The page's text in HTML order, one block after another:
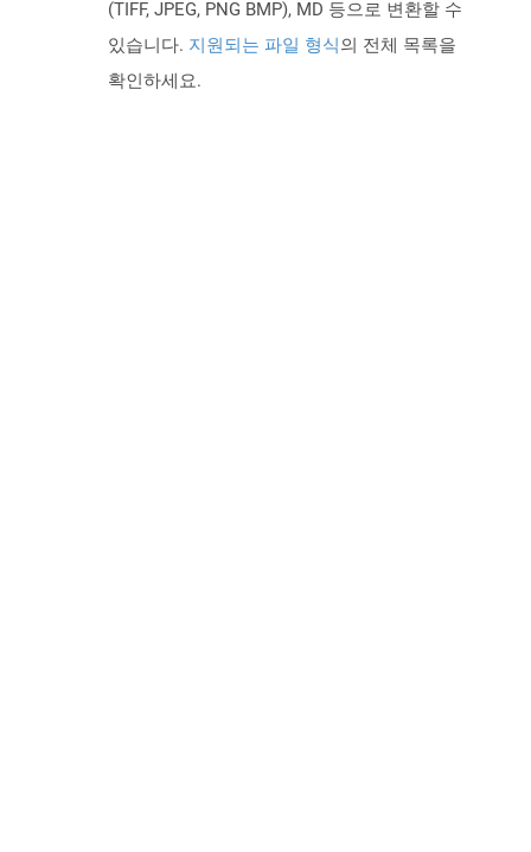
(TIFF, JPEG, PNG BMP), MD 등으로 변환할 수
있습니다. 지원되는 파일 형식의 전체 목록을
확인하세요.